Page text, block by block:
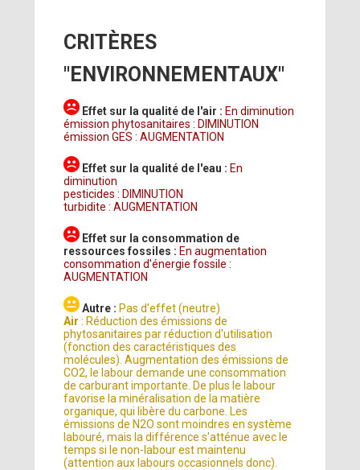
CRITÈRES
"ENVIRONNEMENTAUX"
Effet sur la qualité de l'air : En diminution
émission phytosanitaires : DIMINUTION
émission GES : AUGMENTATION
Effet sur la qualité de l'eau : En
diminution
pesticides : DIMINUTION
turbidite : AUGMENTATION
Effet sur la consommation de
ressources fossiles : En augmentation
consommation d'énergie fossile :
AUGMENTATION
Autre : Pas d'effet (neutre)
Air : Réduction des émissions de
phytosanitaires par réduction d'utilisation
(fonction des caractéristiques des
molécules). Augmentation des émissions de
CO2, le labour demande une consommation
de carburant importante. De plus le labour
favorise la minéralisation de la matière
organique, qui libère du carbone. Les
émissions de N2O sont moindres en système
labouré, mais la différence s'atténue avec le
temps si le non-labour est maintenu
(attention aux labours occasionnels donc).